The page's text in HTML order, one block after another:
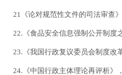
21《论对规范性文件的司法审查
22.《食品安全信息强制公开制度
23.《我国行政复议委员会制度改
24.《中国行政主体理论再评析》